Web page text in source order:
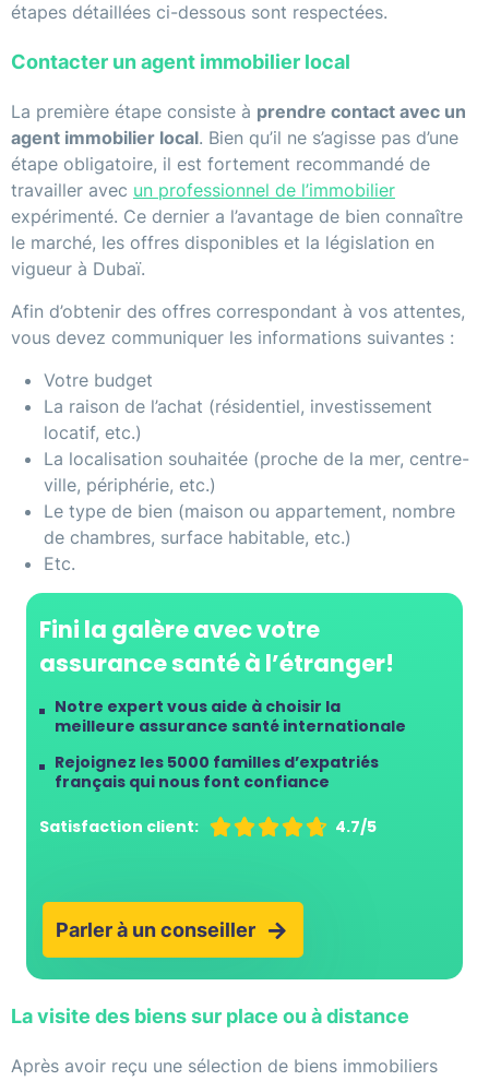
étapes détaillées ci-dessous sont respectées.
Contacter un agent immobilier local
La première étape consiste à prendre contact avec un
agent immobilier local. Bien qu’il ne s’agisse pas d’une
étape obligatoire, il est fortement recommandé de
travailler avec un professionnel de l’immobilier
expérimenté. Ce dernier a l’avantage de bien connaître
le marché, les offres disponibles et la législation en
vigueur à Dubaï.
Afin d’obtenir des offres correspondant à vos attentes,
vous devez communiquer les informations suivantes :
Votre budget
La raison de l’achat (résidentiel, investissement
locatif, etc.)
La localisation souhaitée (proche de la mer, centre-
ville, périphérie, etc.)
Le type de bien (maison ou appartement, nombre
de chambres, surface habitable, etc.)
Etc.
Fini la galère avec votre
assurance santé à l’étranger!
Notre expert vous aide à choisir la
meilleure assurance santé internationale
Rejoignez les 5000 familles d’expatriés
français qui nous font confiance
Satisfaction client:  4.7/5
Parler à un conseiller
La visite des biens sur place ou à distance
Après avoir reçu une sélection de biens immobiliers